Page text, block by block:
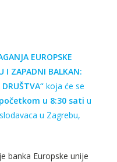
EUROPSKE
I ZAPADNI BALKAN:
koja će se
u 8:30 sati u
u Zagrebu,
banka Europske unije